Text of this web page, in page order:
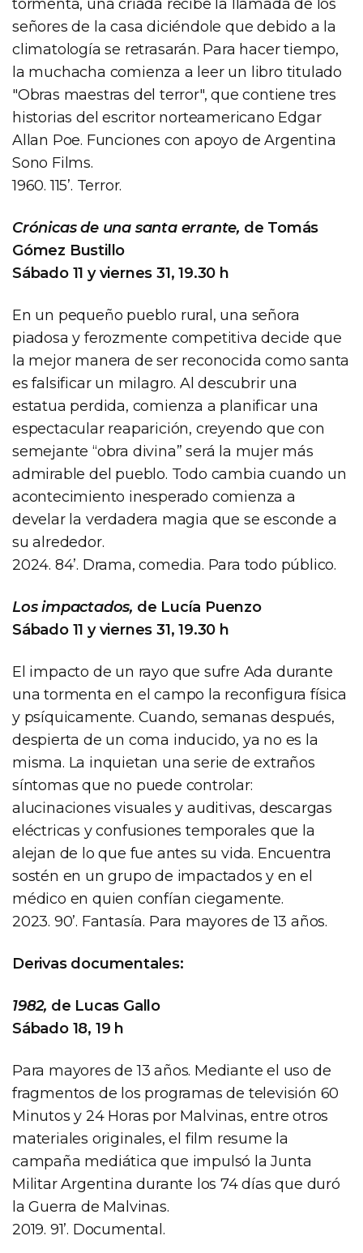
tormenta, una criada recibe la llamada de los
señores de la casa diciéndole que debido a la
climatología se retrasarán. Para hacer tiempo,
la muchacha comienza a leer un libro titulado
"Obras maestras del terror", que contiene tres
historias del escritor norteamericano Edgar
Allan Poe. Funciones con apoyo de Argentina
Sono Films.
1960. 115’. Terror.
Crónicas de una santa errante, de Tomás
Gómez Bustillo
Sábado 11 y viernes 31, 19.30 h
En un pequeño pueblo rural, una señora
piadosa y ferozmente competitiva decide que
la mejor manera de ser reconocida como santa
es falsificar un milagro. Al descubrir una
estatua perdida, comienza a planificar una
espectacular reaparición, creyendo que con
semejante “obra divina” será la mujer más
admirable del pueblo. Todo cambia cuando un
acontecimiento inesperado comienza a
develar la verdadera magia que se esconde a
su alrededor.
2024. 84’. Drama, comedia. Para todo público.
Los impactados, de Lucía Puenzo
Sábado 11 y viernes 31, 19.30 h
El impacto de un rayo que sufre Ada durante
una tormenta en el campo la reconfigura física
y psíquicamente. Cuando, semanas después,
despierta de un coma inducido, ya no es la
misma. La inquietan una serie de extraños
síntomas que no puede controlar:
alucinaciones visuales y auditivas, descargas
eléctricas y confusiones temporales que la
alejan de lo que fue antes su vida. Encuentra
sostén en un grupo de impactados y en el
médico en quien confían ciegamente.
2023. 90’. Fantasía. Para mayores de 13 años.
Derivas documentales:
1982, de Lucas Gallo
Sábado 18, 19 h
Para mayores de 13 años. Mediante el uso de
fragmentos de los programas de televisión 60
Minutos y 24 Horas por Malvinas, entre otros
materiales originales, el film resume la
campaña mediática que impulsó la Junta
Militar Argentina durante los 74 días que duró
la Guerra de Malvinas.
2019. 91’. Documental.